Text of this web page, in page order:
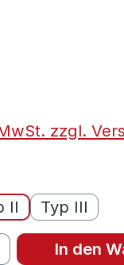
zzgl.
II Typ III
Gib den
In den